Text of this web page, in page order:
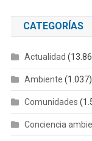
CATEGORÍAS
Actualidad
Ambiente (1.037)
Comunidades
Conciencia